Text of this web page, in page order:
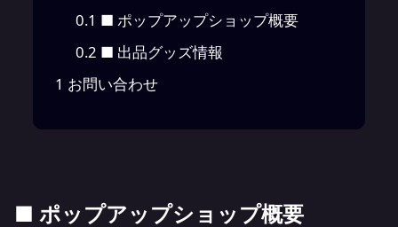
0.1 ■ ポップアップショップ概要
0.2 ■ 出品グッズ情報
1 お問い合わせ
■ ポップアップショップ概要